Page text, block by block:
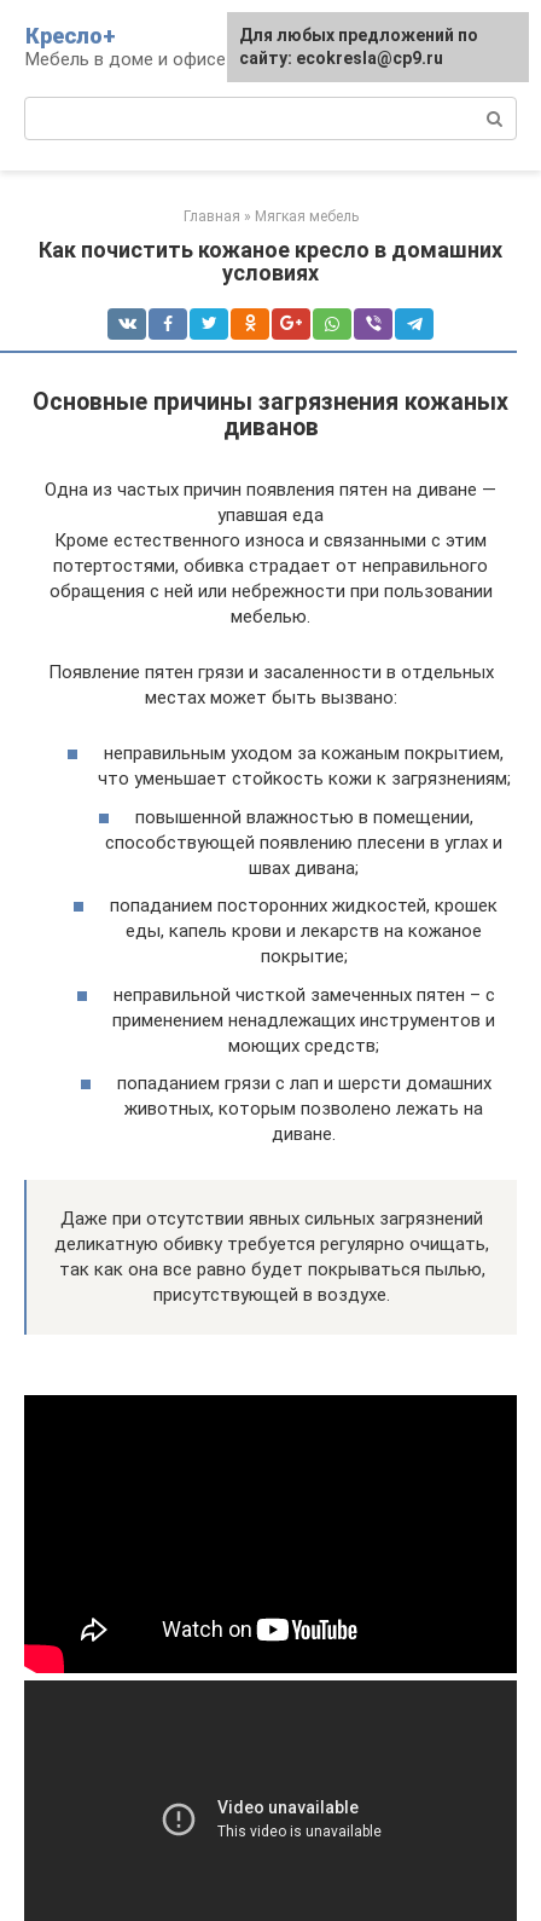
контенту
Кресло+
Мебель в доме и офисе
Главная » Мягкая мебель
Как почистить кожаное кресло в домашних
условиях
Основные причины загрязнения кожаных
диванов
Одна из частых причин появления пятен на диване —
упавшая еда
Кроме естественного износа и связанными с этим
потертостями, обивка страдает от неправильного
обращения с ней или небрежности при пользовании
мебелью.
Появление пятен грязи и засаленности в отдельных
местах может быть вызвано:
неправильным уходом за кожаным покрытием,
что уменьшает стойкость кожи к загрязнениям;
повышенной влажностью в помещении,
способствующей появлению плесени в углах и
швах дивана;
попаданием посторонних жидкостей, крошек
еды, капель крови и лекарств на кожаное
покрытие;
неправильной чисткой замеченных пятен – с
применением ненадлежащих инструментов и
моющих средств;
попаданием грязи с лап и шерсти домашних
животных, которым позволено лежать на
диване.
Даже при отсутствии явных сильных загрязнений
деликатную обивку требуется регулярно очищать,
так как она все равно будет покрываться пылью,
присутствующей в воздухе.
Для любых предложений по
сайту: ecokresla@cp9.ru